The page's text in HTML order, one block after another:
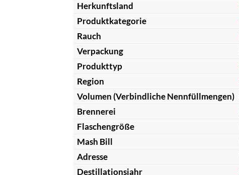
Herkunftsland
Produktkategorie
Rauch
Verpackung
Produkttyp
Region
Volumen (Verbindliche Nennfüllmengen)
Brennerei
Flaschengröße
Mash Bill
Adresse
Destillationsjahr